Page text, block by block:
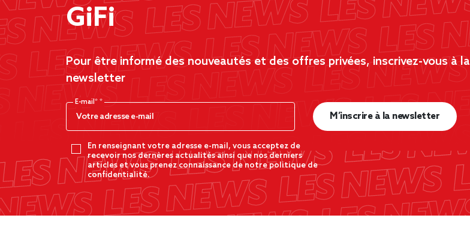
GiFi
Pour être informé des nouveautés et des offres privées, inscrivez-vous à la
newsletter
E-mail*
En renseignant votre adresse e-mail, vous acceptez de
recevoir nos dernères actualités ainsi que nos derniers
articles et vous prenez connaissance de notre politique de
confidentialité.
M’inscrire à la newsletter